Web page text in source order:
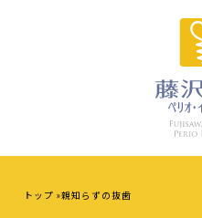
トップ 親知らずの抜歯